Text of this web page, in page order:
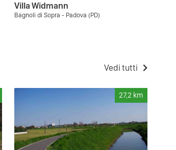
Villa Widmann
Bagnoli di Sopra - Padova (PD)
Vedi tutti
27,2 km